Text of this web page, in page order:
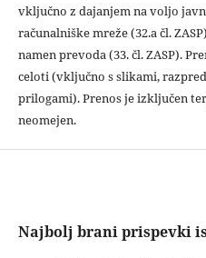
vključno z dajanjem na voljo
računalniške mreže (32.a čl.
namen prevoda (33. čl. ZASP).
celoti (vključno s slikami,
prilogami). Prenos je izključen
neomejen.
Najbolj brani prispevki